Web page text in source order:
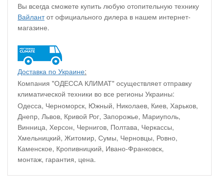
Вы всегда сможете купить любую отопительную технику
Вайлантот официального дилера в нашем интернет-
магазине.
Доставка по Украине:
Компания "ОДЕССА КЛИМАТ" осуществляет отправку
климатической техники во все регионы Украины:
Одесса, Черноморск, Южный, Николаев, Киев, Харьков,
Днепр, Львов, Кривой Рог, Запорожье, Мариуполь,
Винница, Херсон, Чернигов, Полтава, Черкассы,
Хмельницкий, Житомир, Сумы, Черновцы, Ровно,
Каменское, Кропивницкий, Ивано-Франковск,
монтаж, гарантия, цена.